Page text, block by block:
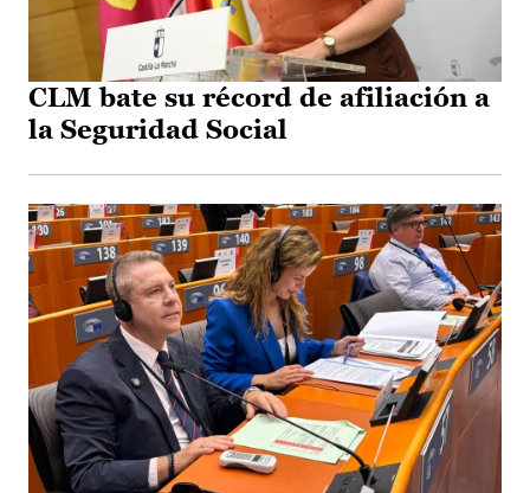
CLM bate su récord de afiliación a
la Seguridad Social